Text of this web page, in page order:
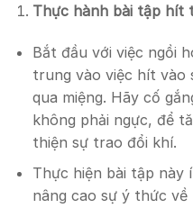
Thực hành bài tập hít
Bắt đầu với việc ngồi
trung vào việc hít vào
qua miệng. Hãy cố
không phải ngực, để
thiện sự trao đổi khí.
Thực hiện bài tập này
nâng cao sự ý thức